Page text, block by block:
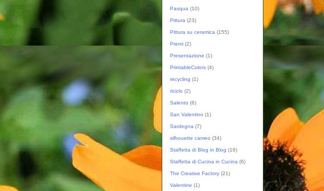
Pasqua (10)
Pittura (23)
Pittura su ceramica (155)
Premi (2)
Presentazione (1)
PrintableColors (4)
recycling (1)
riciclo (2)
Salento (6)
San Valentino (1)
Sardegna (7)
silhouette cameo (34)
Staffetta di Blog in Blog (16)
Staffetta di Cucina in Cucina (6)
The Creative Factory (21)
Valentine (1)